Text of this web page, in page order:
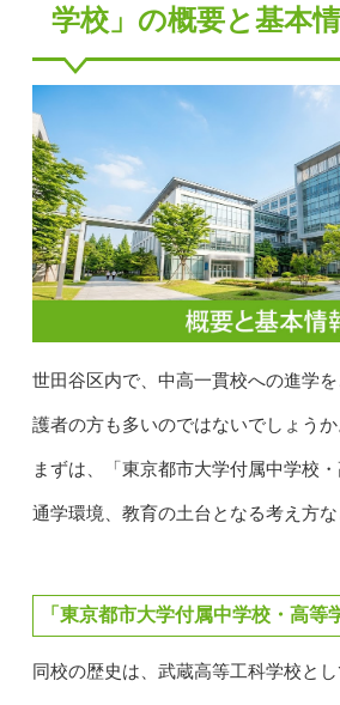
学校」の概要と基本
世田谷区内で、中高一貫校への進学
護者の方も多いのではないでしょうか
まずは、「東京都市大学付属中学校
通学環境、教育の土台となる考え方な
「東京都市大学付属中学校・高等
同校の歴史は、武蔵高等工科学校と